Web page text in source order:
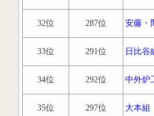
32位 287位 安藤・
33位 291位 日比谷
34位 292位 中外炉
35位 297位 大本組